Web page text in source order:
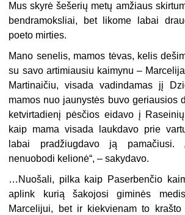
Mus skyrė šešerių metų amžiaus
bendramoksliai, bet likome labai
poeto mirties.
Mano senelis, mamos tėvas, kelis
su savo artimiausiu kaimynu –
Martinaičiu, visada vadindamas jį
mamos nuo jaunystės buvo geriausios
ketvirtadienį pėsčios eidavo į
kaip mama visada laukdavo prie
labai pradžiugdavo ją pamačiusi.
nenuobodi kelionė“, – sakydavo.
…Nuošali, pilka kaip Paserbenčio
aplink kurią šakojosi giminės
Marcelijui, bet ir kiekvienam to